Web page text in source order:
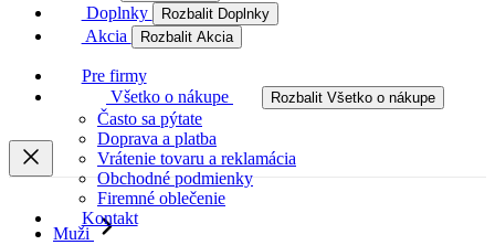
Doplnky Rozbalit Doplnky
Akcia Rozbalit Akcia
Pre firmy
Všetko o nákupe
Rozbalit Všetko o nákupe
Často sa pýtate
Doprava a platba
Vrátenie tovaru a reklamácia
Obchodné podmienky
Firemné oblečenie
Kontakt
Muži